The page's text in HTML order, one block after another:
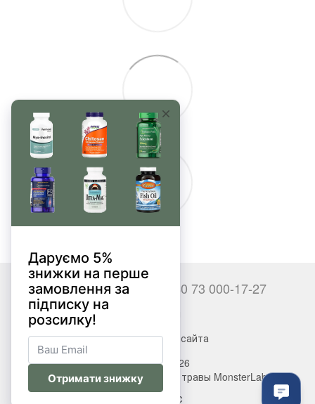
+380 66 000-17-27 +380 73 000-17-27
Полная версия сайта
© 2017—2026
Витамины, БАДы, добавки, травы MonsterLab
Рус